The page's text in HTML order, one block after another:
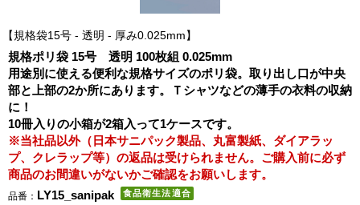
規格袋15号 - 透明 - 厚み0.025mm
規格ポリ袋 15号 透明 100枚組 0.025mm
用途別に使える便利な規格サイズのポリ袋。取り出し口が中央
部と上部の2か所にあります。Ｔシャツなどの薄手の衣料の収納
に！
10冊入りの小箱が2箱入って1ケースです。
※当社品以外（日本サニパック製品、丸富製紙、ダイアラッ
プ、クレラップ等）の返品は受けられません。ご購入前に必ず
商品のお間違いがないかご確認をお願いします。
品番： LY15_sanipak